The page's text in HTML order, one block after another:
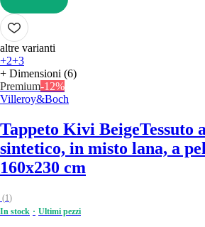
AGGIUNGI
altre varianti
+2+3
+ Dimensioni (6)
Premium-12%
Villeroy&Boch
Tappeto Kivi BeigeTessuto
sintetico, in misto lana, a
160x230 cm
(1)
In stock
Ultimi pezzi